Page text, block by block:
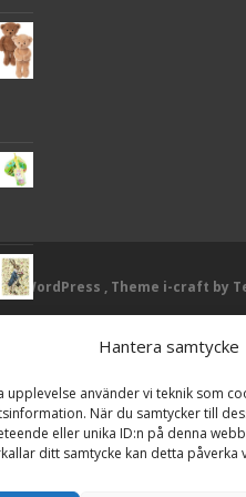
Hantera samtycke
upplevelse använder vi teknik som
När du samtycker till
eller unika ID:n på denna
ditt samtycke kan detta påverka
WordPress , Theme i-craft by